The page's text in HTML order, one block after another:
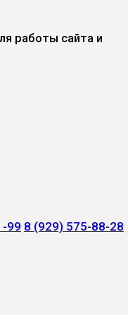
работы сайта и
99 8 (929) 575-88-28